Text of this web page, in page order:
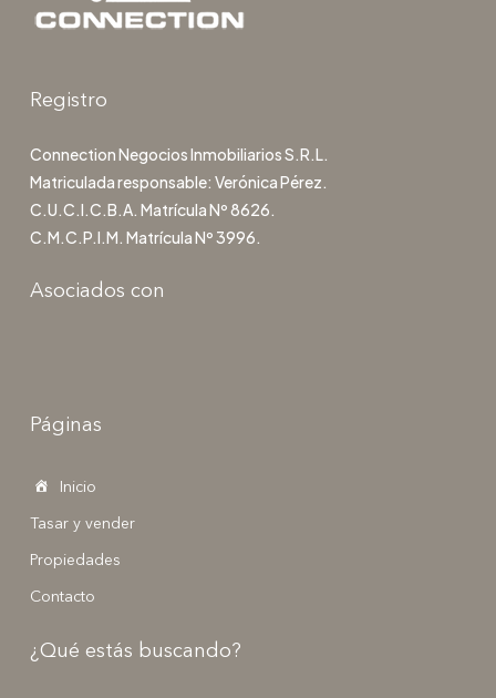
Registro
Connection Negocios Inmobiliarios S.R.L.
Matriculada responsable: Verónica Pérez.
C.U.C.I.C.B.A. Matrícula Nº 8626.
C.M.C.P.I.M. Matrícula Nº 3996.
Asociados con
Páginas
Inicio
Tasar y vender
Propiedades
Contacto
¿Qué estás buscando?